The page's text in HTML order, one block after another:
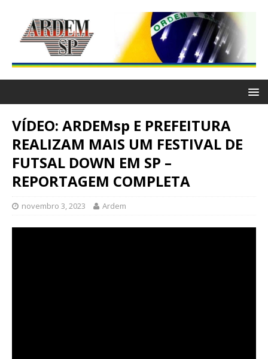
VÍDEO: ARDEMsp E PREFEITURA
REALIZAM MAIS UM FESTIVAL DE
FUTSAL DOWN EM SP –
REPORTAGEM COMPLETA
novembro 3, 2023 Ardem